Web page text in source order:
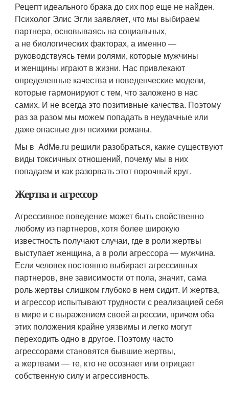
Рецепт идеального брака до сих пор еще не найден.
Психолог Элис Эгли заявляет, что мы выбираем
партнера, основываясь на социальных,
а не биологических факторах, а именно —
руководствуясь теми ролями, которые мужчины
и женщины играют в жизни. Нас привлекают
определенные качества и поведенческие модели,
которые гармонируют с тем, что заложено в нас
самих. И не всегда это позитивные качества. Поэтому
раз за разом мы можем попадать в неудачные или
даже опасные для психики романы.
Мы в AdMe.ru решили разобраться, какие существуют
виды токсичных отношений, почему мы в них
попадаем и как разорвать этот порочный круг.
Жертва и агрессор
Агрессивное поведение может быть свойственно
любому из партнеров, хотя более широкую
известность получают случаи, где в роли жертвы
выступает женщина, а в роли агрессора — мужчина.
Если человек постоянно выбирает агрессивных
партнеров, вне зависимости от пола, значит, сама
роль жертвы слишком глубоко в нем сидит. И жертва,
и агрессор испытывают трудности с реализацией себя
в мире и с выражением своей агрессии, причем оба
этих положения крайне уязвимы и легко могут
переходить одно в другое. Поэтому часто
агрессорами становятся бывшие жертвы,
а жертвами — те, кто не осознает или отрицает
собственную силу и агрессивность.